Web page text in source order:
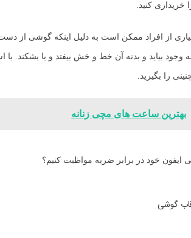
خریداری کنید.
از افراد ممکن است به دلیل اینکه گوشی از
وجود بیاید و بدنه آن خط و خش بیفتد و یا بشکند. با
را بگیرید.
بهترین ساعت های مچی زنانه
قاب گوشی